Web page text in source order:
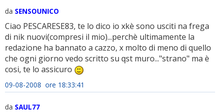
da SENSOUNICO
Ciao PESCARESE83, te lo dico io xkè sono usciti na frega
di nik nuovi(compresi il mio)...perchè ultimamente la
redazione ha bannato a cazzo, x molto di meno di quello
che ogni giorno vedo scritto su qst muro..."strano" ma è
cosi, te lo assicuro
09-08-2008 ore 18:33:41
da SAUL77